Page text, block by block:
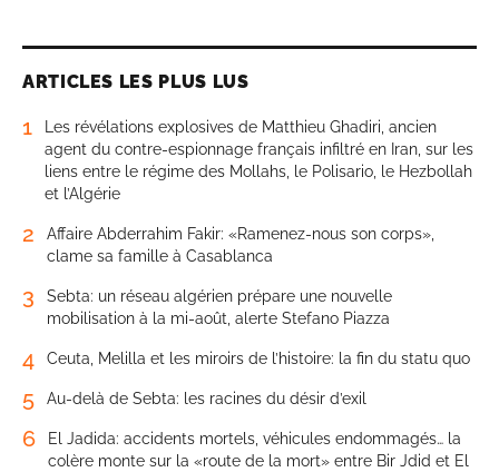
ARTICLES LES PLUS LUS
1
Les révélations explosives de Matthieu Ghadiri, ancien
agent du contre-espionnage français infiltré en Iran, sur les
liens entre le régime des Mollahs, le Polisario, le Hezbollah
et l’Algérie
2
Affaire Abderrahim Fakir: «Ramenez-nous son corps»,
clame sa famille à Casablanca
3
Sebta: un réseau algérien prépare une nouvelle
mobilisation à la mi-août, alerte Stefano Piazza
4 Ceuta, Melilla et les miroirs de l’histoire: la fin du statu quo
5 Au-delà de Sebta: les racines du désir d’exil
6
El Jadida: accidents mortels, véhicules endommagés… la
colère monte sur la «route de la mort» entre Bir Jdid et El